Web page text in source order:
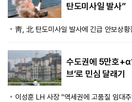
탄도미사일 발사”
靑, 北 탄도미사일 발사에 긴급 안보상황
수도권에 5만호
브’로 민심 달래기
이성훈 LH 사장 "역세권에 고품질 임대